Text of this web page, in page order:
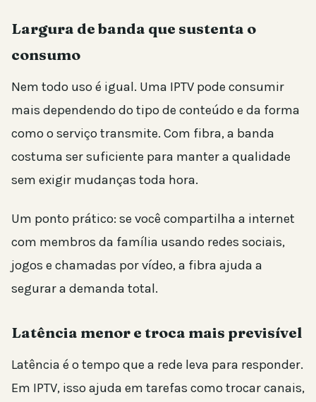
Largura de banda que sustenta o
consumo
Nem todo uso é igual. Uma IPTV pode consumir
mais dependendo do tipo de conteúdo e da forma
como o serviço transmite. Com fibra, a banda
costuma ser suficiente para manter a qualidade
sem exigir mudanças toda hora.
Um ponto prático: se você compartilha a internet
com membros da família usando redes sociais,
jogos e chamadas por vídeo, a fibra ajuda a
segurar a demanda total.
Latência menor e troca mais previsível
Latência é o tempo que a rede leva para responder.
Em IPTV, isso ajuda em tarefas como trocar canais,